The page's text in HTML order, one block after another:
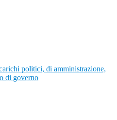
politici, di amministrazione,
di governo